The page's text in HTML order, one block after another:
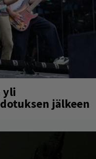
yli
jälkeen